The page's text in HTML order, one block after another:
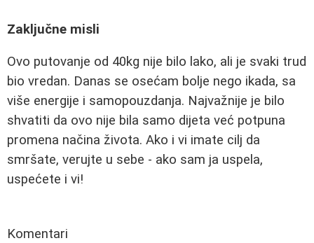
Zaključne misli
Ovo putovanje od 40kg nije bilo lako, ali je svaki trud
bio vredan. Danas se osećam bolje nego ikada, sa
više energije i samopouzdanja. Najvažnije je bilo
shvatiti da ovo nije bila samo dijeta već potpuna
promena načina života. Ako i vi imate cilj da
smršate, verujte u sebe - ako sam ja uspela,
uspećete i vi!
Komentari